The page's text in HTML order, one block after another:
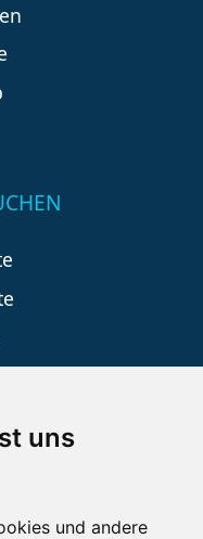
uns
und andere
APP
und Android - Ein
Schneefreaks!